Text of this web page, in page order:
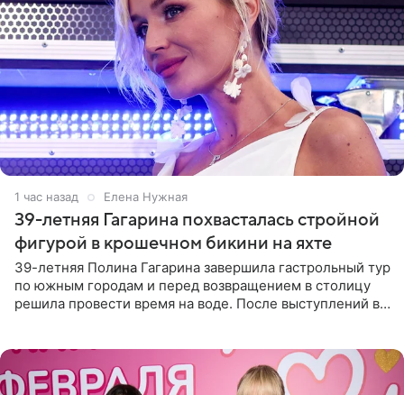
1 час назад Елена Нужная
39-летняя Гагарина похвасталась стройной
фигурой в крошечном бикини на яхте
39-летняя Полина Гагарина завершила гастрольный тур
по южным городам и перед возвращением в столицу
решила провести время на воде. После выступлений в